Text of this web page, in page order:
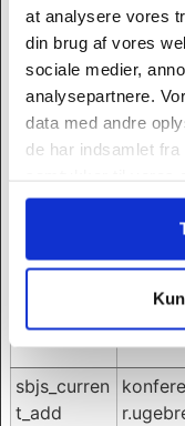
at analysere vores
din brug af vores
sociale medier,
analysepartnere.
data med andre
de har indsamlet
anvende vores
LogsDatab
aseV2:V#||
LogsReque
stsStore
sbjs_curren
t_add